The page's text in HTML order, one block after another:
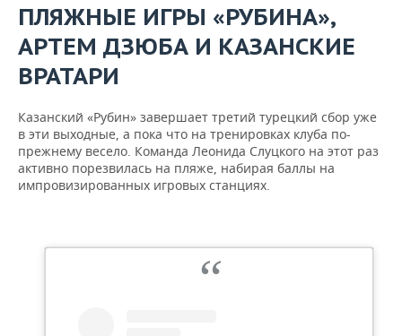
ПЛЯЖНЫЕ ИГРЫ «РУБИНА»,
АРТЕМ ДЗЮБА И КАЗАНСКИЕ
ВРАТАРИ
Казанский «Рубин» завершает третий турецкий сбор уже
в эти выходные, а пока что на тренировках клуба по-
прежнему весело. Команда Леонида Слуцкого на этот раз
активно порезвилась на пляже, набирая баллы на
импровизированных игровых станциях.